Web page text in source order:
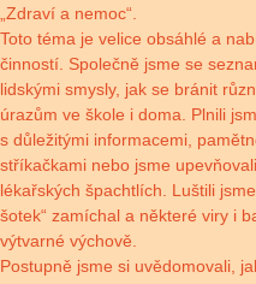
„Zdraví a nemoc“.
Toto téma je velice obsáhlé a
činností. Společně jsme se
lidskými smysly, jak se bránit
úrazům ve škole i doma. Plnili
s důležitými informacemi,
stříkačkami nebo jsme
lékařských špachtlích. Luštili
šotek“ zamíchal a některé viry i
výtvarné výchově.
Postupně jsme si uvědomovali,